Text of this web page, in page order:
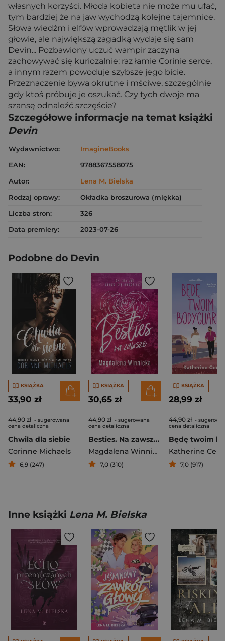
własnych korzyści. Młoda kobieta nie może mu ufać,
tym bardziej że na jaw wychodzą kolejne tajemnice.
Słowa wiedźm i elfów wprowadzają mętlik w jej
głowie, ale największą zagadką wydaje się sam
Devin... Pozbawiony uczuć wampir zaczyna
zachowywać się kuriozalnie: raz łamie Corinie serce,
a innym razem powoduje szybsze jego bicie.
Przeznaczenie bywa okrutne i mściwe, szczególnie
gdy ktoś próbuje je oszukać. Czy tych dwoje ma
szansę odnaleźć szczęście?
Szczegółowe informacje na temat książki
Devin
Wydawnictwo:
ImagineBooks
EAN:
9788367558075
Autor:
Lena M. Bielska
Rodzaj oprawy:
Okładka broszurowa (miękka)
Liczba stron:
326
Data premiery:
2023-07-26
Podobne do Devin
KSIĄŻKA
33,90 zł
44,90 zł - sugerowana
cena detaliczna
Chwila dla siebie
Corinne Michaels
6,9 (247)
KSIĄŻKA
30,65 zł
44,90 zł - sugerowana
cena detaliczna
Besties. Na zawsze. Tom 1
Magdalena Winnicka
7,0 (310)
KSIĄŻKA
28,99 zł
44,90 zł -
cena detaliczna
Katherine
7,0 (917)
Inne książki Lena M. Bielska